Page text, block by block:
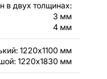
в двух толщинах:
3 мм
4 мм
1220x1100 мм
1220x1830 мм